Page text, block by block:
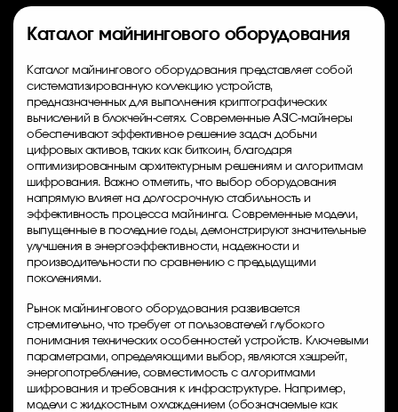
Каталог майнингового оборудования
Каталог майнингового оборудования представляет собой
систематизированную коллекцию устройств,
предназначенных для выполнения криптографических
вычислений в блокчейн-сетях. Современные ASIC-майнеры
обеспечивают эффективное решение задач добычи
цифровых активов, таких как биткоин, благодаря
оптимизированным архитектурным решениям и алгоритмам
шифрования. Важно отметить, что выбор оборудования
напрямую влияет на долгосрочную стабильность и
эффективность процесса майнинга. Современные модели,
выпущенные в последние годы, демонстрируют значительные
улучшения в энергоэффективности, надежности и
производительности по сравнению с предыдущими
поколениями.
Рынок майнингового оборудования развивается
стремительно, что требует от пользователей глубокого
понимания технических особенностей устройств. Ключевыми
параметрами, определяющими выбор, являются хэшрейт,
энергопотребление, совместимость с алгоритмами
шифрования и требования к инфраструктуре. Например,
модели с жидкостным охлаждением (обозначаемые как